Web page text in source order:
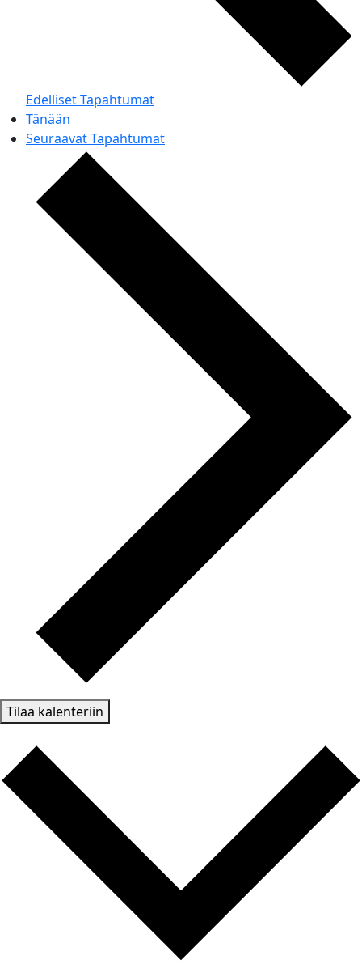
EdellisetTapahtumat
Tänään
SeuraavatTapahtumat
Tilaa kalenteriin